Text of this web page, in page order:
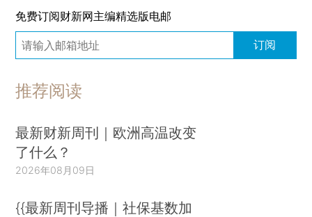
免费订阅财新网主编精选版电邮
订阅
推荐阅读
最新财新周刊｜欧洲高温改变
了什么？
2026年08月09日
{{最新周刊导播｜社保基数加